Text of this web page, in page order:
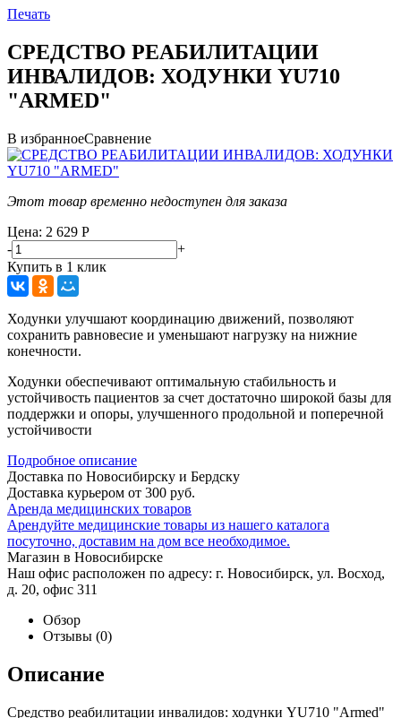
Печать
СРЕДСТВО РЕАБИЛИТАЦИИ
ИНВАЛИДОВ: ХОДУНКИ YU710
"ARMED"
В избранноеСравнение
Этот товар временно недоступен для заказа
Цена: 2 629 Р
-
+
Купить в 1 клик
Ходунки улучшают координацию движений, позволяют
сохранить равновесие и уменьшают нагрузку на нижние
конечности.
Ходунки обеспечивают оптимальную стабильность и
устойчивость пациентов за счет достаточно широкой базы для
поддержки и опоры, улучшенного продольной и поперечной
устойчивости
Подробное описание
Доставка по Новосибирску и Бердску
Доставка курьером от 300 руб.
Аренда медицинских товаров
Арендуйте медицинские товары из нашего каталога
посуточно, доставим на дом все необходимое.
Магазин в Новосибирске
Наш офис расположен по адресу: г. Новосибирск, ул. Восход,
д. 20, офис 311
Обзор
Отзывы (0)
Описание
Средство реабилитации инвалидов: ходунки YU710 "Armed"